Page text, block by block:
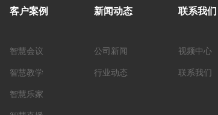
客户案例
智慧会议
智慧教学
智慧乐家
新闻动态
公司新闻
行业动态
联系我们
视频中心
联系我们